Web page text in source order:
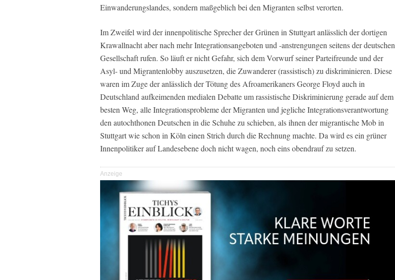
Einwanderungslandes, sondern maßgeblich bei den Migranten selbst verorten.
Im Zweifel wird der innenpolitische Sprecher der Grünen in Stuttgart anlässlich der dortigen
Krawallnacht aber nach mehr Integrationsangeboten und -anstrengungen seitens der deutschen
Gesellschaft rufen. So läuft er nicht Gefahr, sich dem Vorwurf seiner Parteifreunde und der
Asyl- und Migrantenlobby auszusetzen, die Zuwanderer (rassistisch) zu diskriminieren. Diese
waren im Zuge der anlässlich der Tötung des Afroamerikaners George Floyd auch in
Deutschland aufkeimenden medialen Debatte um rassistische Diskriminierung gerade auf dem
besten Weg, alle Integrationsprobleme der Migranten und jegliche Integrationsverantwortung
den autochthonen Deutschen in die Schuhe zu schieben, als ihnen der migrantische Mob in
Stuttgart wie schon in Köln einen Strich durch die Rechnung machte. Da wird es ein grüner
Innenpolitiker auf Landesebene doch nicht wagen, noch eins obendrauf zu setzen.
Anzeige